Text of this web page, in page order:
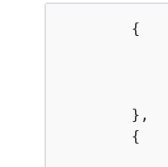
{
        },
{